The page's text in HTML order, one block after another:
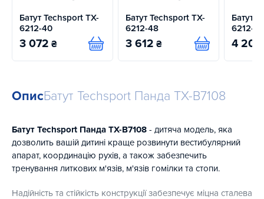
Батут Techsport TX-
6212-40
3 072 ₴ Купити
Батут Techsport TX-
6212-48
3 612 ₴ Купити
Батут
6212-54
4 206
ОписБатут Techsport Панда TX-B7108
Батут Techsport Панда TX-B7108 - дитяча модель, яка
дозволить вашій дитині краще розвинути вестибулярний
апарат, координацію рухів, а також забезпечить
тренування литкових м'язів, м'язів гомілки та стопи.
Надійність та стійкість конструкції забезпечує міцна сталева